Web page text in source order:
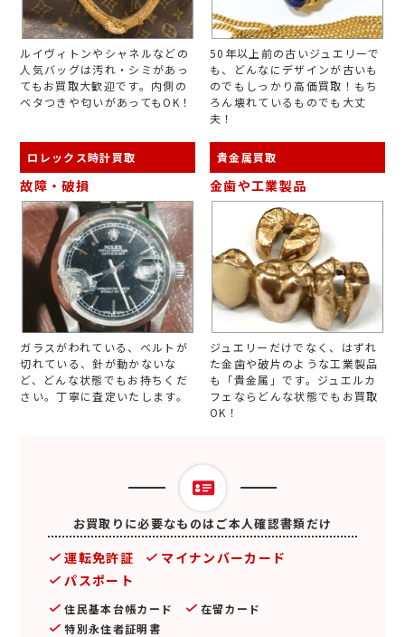
ルイヴィトンやシャネルなどの
人気バッグは汚れ・シミがあっ
てもお買取大歓迎です。内側の
ベタつきや匂いがあってもOK！
50年以上前の古いジュエリーで
も、どんなにデザインが古いも
のでもしっかり高価買取！もち
ろん壊れているものでも大丈
夫！
ロレックス時計買取
故障・破損
ガラスがわれている、ベルトが
切れている、針が動かないな
ど、どんな状態でもお持ちくだ
さい。丁寧に査定いたします。
貴金属買取
金歯や工業製品
ジュエリーだけでなく、はずれ
た金歯や破片のような工業製品
も「貴金属」です。ジュエルカ
フェならどんな状態でもお買取
OK！
お買取りに必要なものはご本人確認書類だけ
運転免許証
マイナンバーカード
パスポート
住民基本台帳カード
在留カード
特別永住者証明書